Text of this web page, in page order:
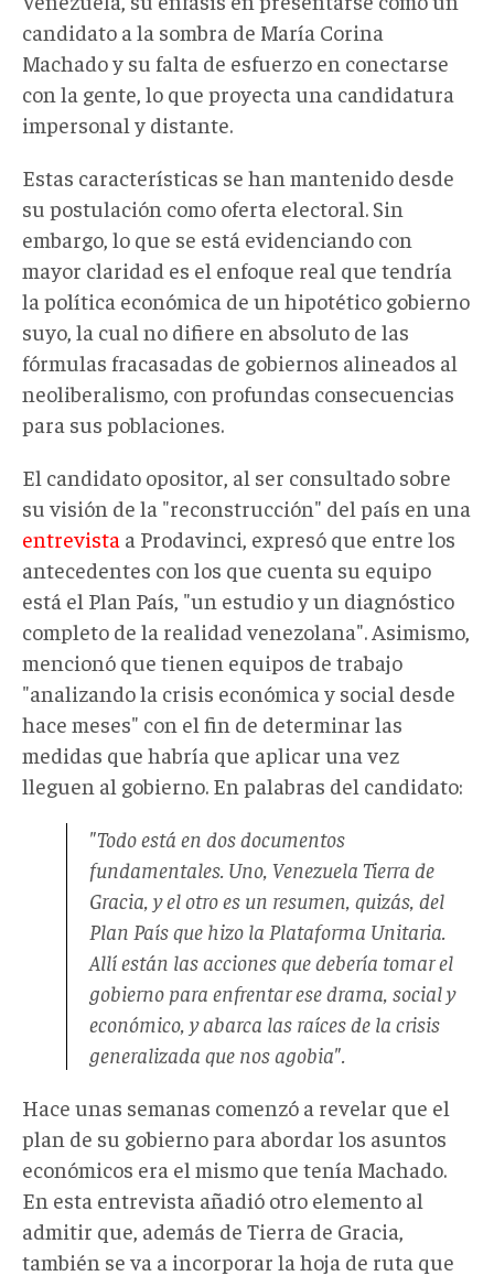
candidato a la sombra de María Corina
Machado y su falta de esfuerzo en conectarse
con la gente, lo que proyecta una candidatura
impersonal y distante.
Estas características se han mantenido desde
su postulación como oferta electoral. Sin
embargo, lo que se está evidenciando con
mayor claridad es el enfoque real que tendría
la política económica de un hipotético gobierno
suyo, la cual no difiere en absoluto de las
fórmulas fracasadas de gobiernos alineados al
neoliberalismo, con profundas consecuencias
para sus poblaciones.
El candidato opositor, al ser consultado sobre
su visión de la "reconstrucción" del país en una
entrevista a Prodavinci, expresó que entre los
antecedentes con los que cuenta su equipo
está el Plan País, "un estudio y un diagnóstico
completo de la realidad venezolana". Asimismo,
mencionó que tienen equipos de trabajo
"analizando la crisis económica y social desde
hace meses" con el fin de determinar las
medidas que habría que aplicar una vez
lleguen al gobierno. En palabras del candidato:
"Todo está en dos documentos
fundamentales. Uno, Venezuela Tierra de
Gracia, y el otro es un resumen, quizás, del
Plan País que hizo la Plataforma Unitaria.
Allí están las acciones que debería tomar el
gobierno para enfrentar ese drama, social y
económico, y abarca las raíces de la crisis
generalizada que nos agobia".
Hace unas semanas comenzó a revelar que el
plan de su gobierno para abordar los asuntos
económicos era el mismo que tenía Machado.
En esta entrevista añadió otro elemento al
admitir que, además de Tierra de Gracia,
también se va a incorporar la hoja de ruta que